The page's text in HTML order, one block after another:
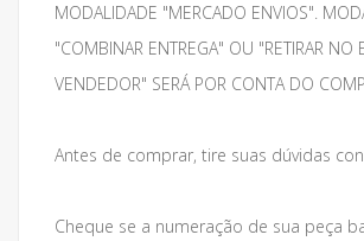
MODALIDADE "MERCADO ENVIOS".
"COMBINAR ENTREGA" OU "RETIRAR NO
VENDEDOR" SERÁ POR CONTA DO
Antes de comprar, tire suas dúvidas
Cheque se a numeração de sua peça